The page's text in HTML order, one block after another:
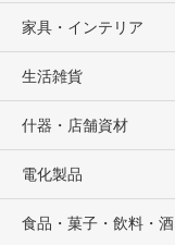
家具・インテリア
生活雑貨
什器・店舗資材
電化製品
食品・菓子・飲料・酒